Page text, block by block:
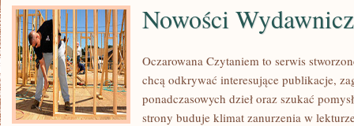
Nowości
Oczarowana Czytaniem to serwis
chcą odkrywać interesujące publikacje,
ponadczasowych dzieł oraz szukać
strony buduje klimat zanurzenia w